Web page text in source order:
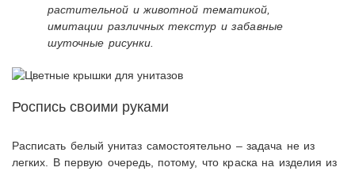
растительной и животной тематикой,
имитации различных текстур и забавные
шуточные рисунки.
Роспись своими руками
Расписать белый унитаз самостоятельно – задача не из
легких. В первую очередь, потому, что краска на изделия из